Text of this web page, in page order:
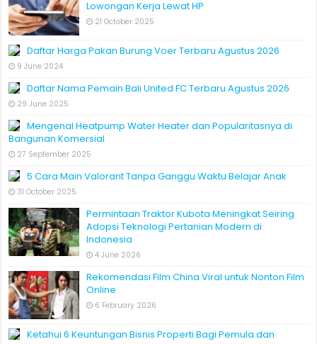
Lowongan Kerja Lewat HP
21 October 2025
Daftar Harga Pakan Burung Voer Terbaru Agustus 2026
9 June 2024
Daftar Nama Pemain Bali United FC Terbaru Agustus 2026
29 June 2025
Mengenal Heatpump Water Heater dan Popularitasnya di
Bangunan Komersial
27 September 2025
5 Cara Main Valorant Tanpa Ganggu Waktu Belajar Anak
31 October 2025
Permintaan Traktor Kubota Meningkat Seiring
Adopsi Teknologi Pertanian Modern di
Indonesia
4 June 2026
Rekomendasi Film China Viral untuk Nonton Film
Online
6 February 2026
Ketahui 6 Keuntungan Bisnis Properti Bagi Pemula dan